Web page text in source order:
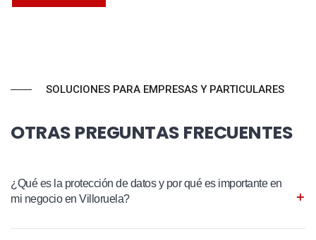
SOLUCIONES PARA EMPRESAS Y PARTICULARES
OTRAS PREGUNTAS FRECUENTES
¿Qué es la protección de datos y por qué es importante en
mi negocio en Villoruela?